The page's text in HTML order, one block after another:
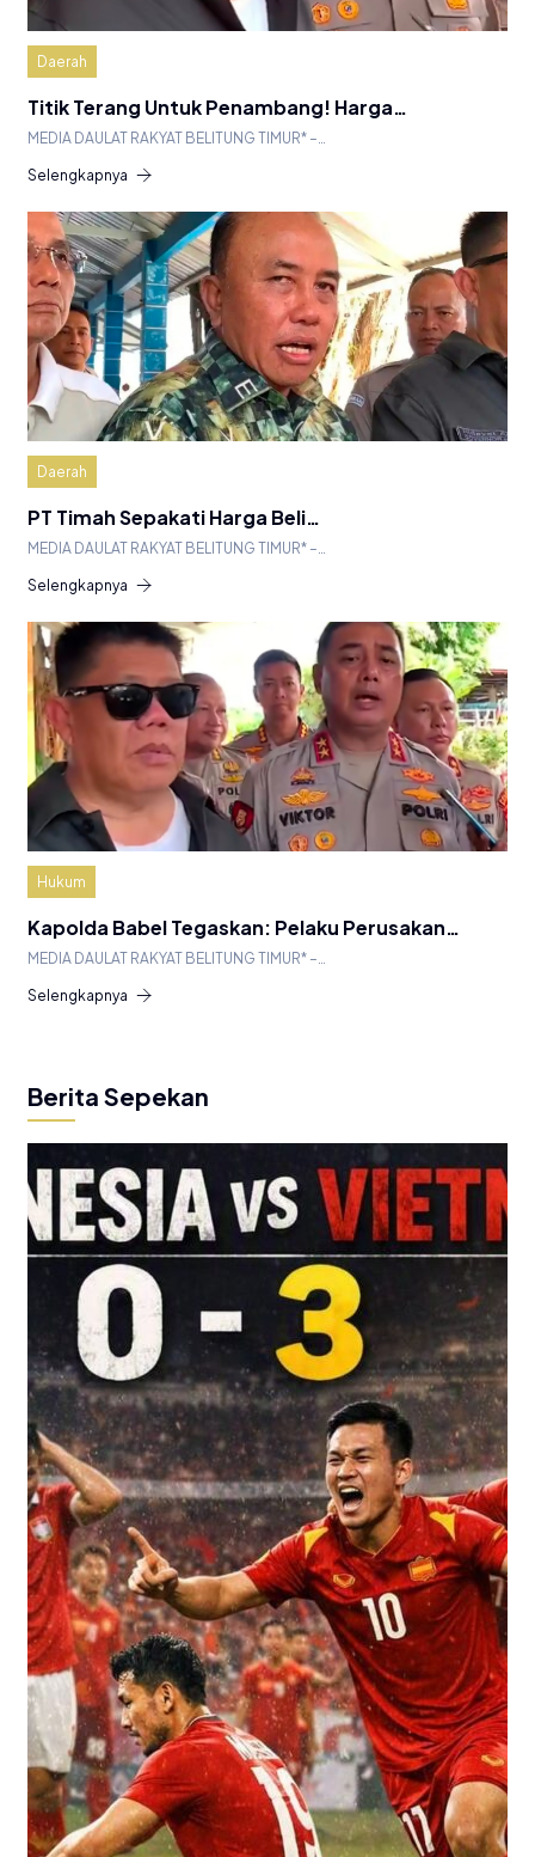
Daerah
Titik Terang Untuk Penambang! Harga…
MEDIA DAULAT RAKYAT BELITUNG TIMUR* –…
Selengkapnya
Daerah
PT Timah Sepakati Harga Beli…
MEDIA DAULAT RAKYAT BELITUNG TIMUR* –…
Selengkapnya
Hukum
Kapolda Babel Tegaskan: Pelaku Perusakan…
MEDIA DAULAT RAKYAT BELITUNG TIMUR* –…
Selengkapnya
Berita Sepekan